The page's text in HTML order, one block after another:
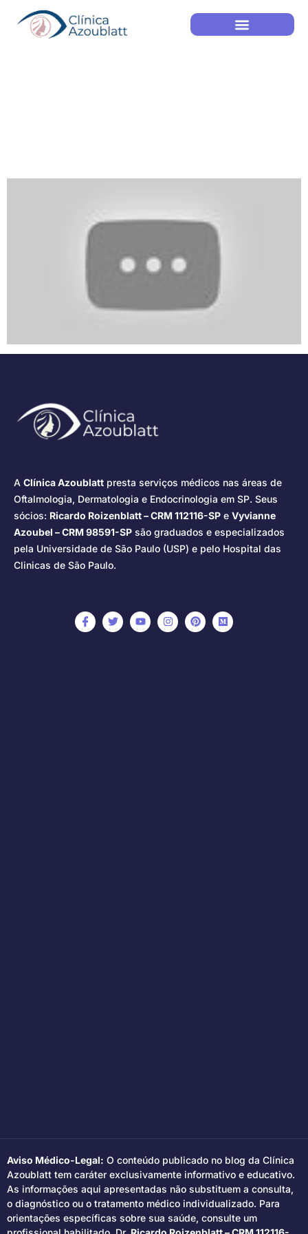
A Clínica Azoublatt presta serviços médicos nas áreas de
Oftalmologia, Dermatologia e Endocrinologia em SP. Seus
sócios: Ricardo Roizenblatt – CRM 112116-SP e Vyvianne
Azoubel – CRM 98591-SP são graduados e especializados
pela Universidade de São Paulo (USP) e pelo Hospital das
Clinicas de São Paulo.
Aviso Médico-Legal: O conteúdo publicado no blog da Clínica
Azoublatt tem caráter exclusivamente informativo e educativo.
As informações aqui apresentadas não substituem a consulta,
o diagnóstico ou o tratamento médico individualizado. Para
orientações específicas sobre sua saúde, consulte um